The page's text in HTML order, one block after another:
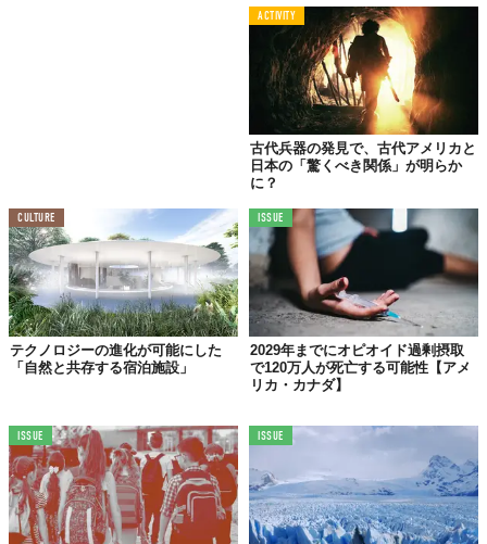
ACTIVITY
古代兵器の発見で、古代アメリカと
日本の「驚くべき関係」が明らか
に？
CULTURE
テクノロジーの進化が可能にした
「自然と共存する宿泊施設」
ISSUE
2029年までにオピオイド過剰摂取
で120万人が死亡する可能性【アメ
リカ・カナダ】
ISSUE ISSUE